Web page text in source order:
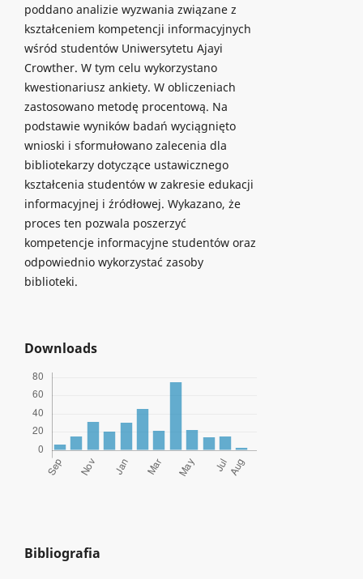
poddano analizie wyzwania związane z
kształceniem kompetencji informacyjnych
wśród studentów Uniwersytetu Ajayi
Crowther. W tym celu wykorzystano
kwestionariusz ankiety. W obliczeniach
zastosowano metodę procentową. Na
podstawie wyników badań wyciągnięto
wnioski i sformułowano zalecenia dla
bibliotekarzy dotyczące ustawicznego
kształcenia studentów w zakresie edukacji
informacyjnej i źródłowej. Wykazano, że
proces ten pozwala poszerzyć
kompetencje informacyjne studentów oraz
odpowiednio wykorzystać zasoby
biblioteki.
Downloads
Bibliografia